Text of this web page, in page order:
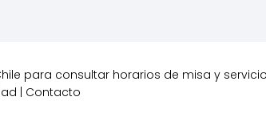
para consultar horarios de misa y
Contacto